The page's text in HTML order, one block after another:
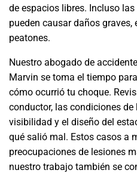
de espacios libres. Incluso
pueden causar daños graves,
peatones.
Nuestro abogado de
Marvin se toma el tiempo
cómo ocurrió tu choque.
conductor, las condiciones
visibilidad y el diseño del
qué salió mal. Estos casos a
preocupaciones de lesiones
nuestro trabajo también se